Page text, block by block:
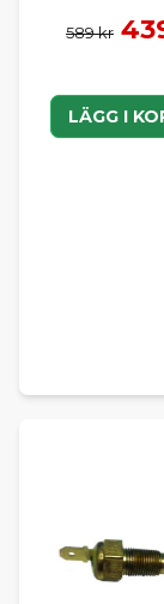
589 kr
LÄGG I